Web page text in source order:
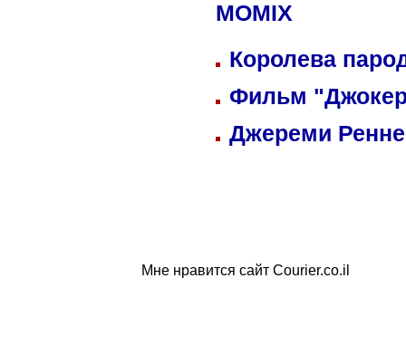
MOMIX
Королева
Фильм
Джереми
Мне нравится сайт Courier.co.il